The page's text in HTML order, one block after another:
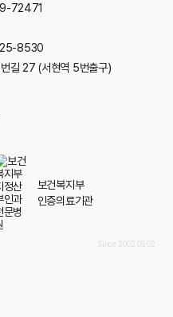
72471
8530
길 27 (서현역 5번출구)
보건복지부
인증의료기관
Since 2002.05.02